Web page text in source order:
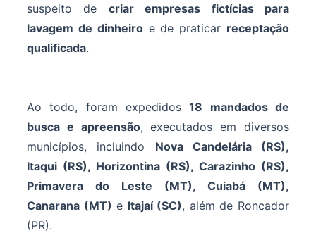
suspeito de criar empresas fictícias para
lavagem de dinheiroe de praticar receptação
qualificada.
Ao todo, foram expedidos18 mandados de
busca e apreensão, executados em diversos
municípios, incluindo Nova Candelária (RS),
Itaqui (RS), Horizontina (RS), Carazinho (RS),
Primavera do Leste (MT), Cuiabá (MT),
Canarana (MT) e Itajaí (SC), além de Roncador
(PR).